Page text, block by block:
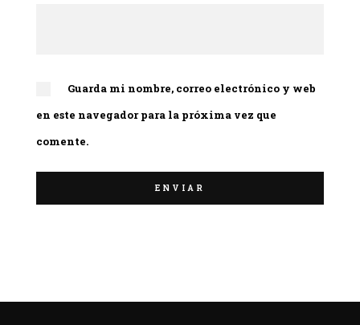
Guarda mi nombre, correo electrónico y web
en este navegador para la próxima vez que
comente.